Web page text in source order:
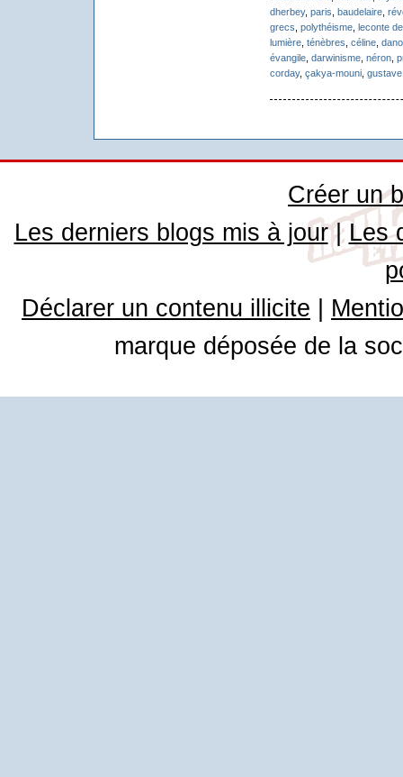
dherbey, paris baudelaire,
grecs polythéisme, leconte
lumière, ténèbres céline,
évangile, darwinisme, néron,
corday, çakya-mouni,
Créer un
Les derniers blogs mis à jour| Les
Déclarer un contenu illicite
marque déposée de la